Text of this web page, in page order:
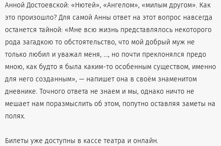
Анной Достоевской: «Нютей», «Ангелом», «милым другом». Как
это произошло? Для самой Анны ответ на этот вопрос навсегда
останется тайной: «Мне всю жизнь представлялось некоторого
рода загадкою то обстоятельство, что мой добрый муж не
только любил и уважал меня, …, но почти преклонялся предо
мною, как будто я была каким-то особенным существом, именно
для него созданным», — напишет она в своём знаменитом
дневнике. Точного ответа не знаем и мы, однако ничто не
мешает нам поразмыслить об этом, попутно оставляя заметы на
полях.
Билеты уже доступны в кассе театра и онлайн.